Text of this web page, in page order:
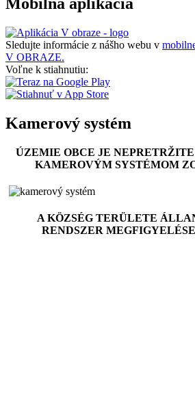
Sledujte informácie z nášho webu v
V OBRAZE.
Voľne k stiahnutiu:
Kamerový systém
ÚZEMIE OBCE JE
KAMEROVÝM SYSTÉMOM
A KÖZSÉG TERÜLETE
RENDSZER